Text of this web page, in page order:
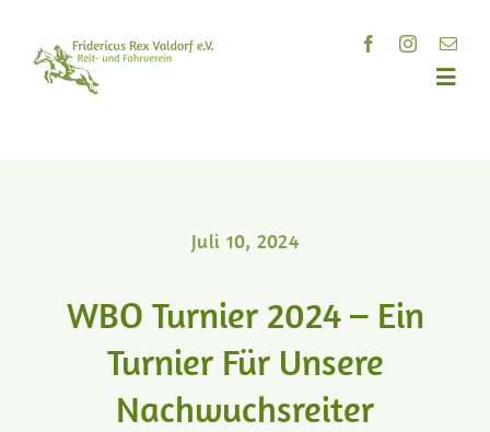
Inhalt
springen
Reitunterricht
Juli 10, 2024
WBO Turnier 2024 – Ein
Turnier Für Unsere
Nachwuchsreiter